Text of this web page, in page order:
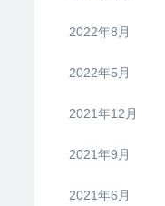
2022年8月
2022年5月
2021年12月
2021年9月
2021年6月